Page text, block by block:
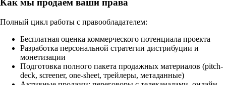
Как мы продаём ваши права
Полный цикл работы с правообладателем:
Бесплатная оценка коммерческого потенциала проекта
Разработка персональной стратегии дистрибуции и
монетизации
Подготовка полного пакета продажных материалов (pitch-
deck, screener, one-sheet, трейлеры, метаданные)